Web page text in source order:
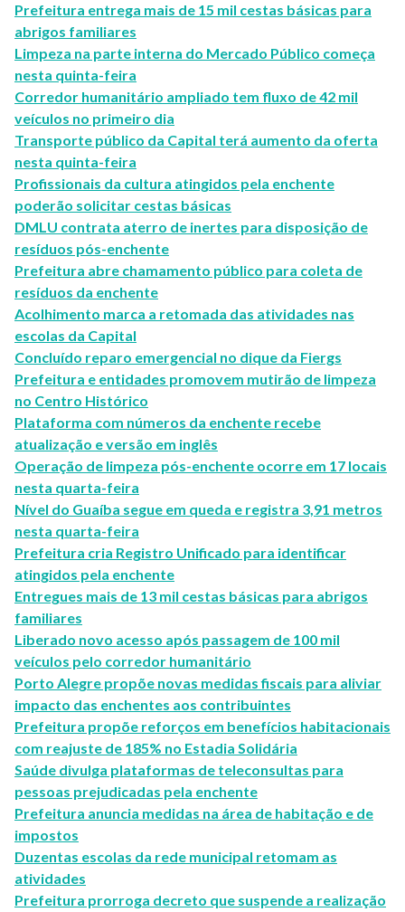
Prefeitura entrega mais de 15 mil cestas básicas para
abrigos familiares
Limpeza na parte interna do Mercado Público começa
nesta quinta-feira
Corredor humanitário ampliado tem fluxo de 42 mil
veículos no primeiro dia
Transporte público da Capital terá aumento da oferta
nesta quinta-feira
Profissionais da cultura atingidos pela enchente
poderão solicitar cestas básicas
DMLU contrata aterro de inertes para disposição de
resíduos pós-enchente
Prefeitura abre chamamento público para coleta de
resíduos da enchente
Acolhimento marca a retomada das atividades nas
escolas da Capital
Concluído reparo emergencial no dique da Fiergs
Prefeitura e entidades promovem mutirão de limpeza
no Centro Histórico
Plataforma com números da enchente recebe
atualização e versão em inglês
Operação de limpeza pós-enchente ocorre em 17 locais
nesta quarta-feira
Nível do Guaíba segue em queda e registra 3,91 metros
nesta quarta-feira
Prefeitura cria Registro Unificado para identificar
atingidos pela enchente
Entregues mais de 13 mil cestas básicas para abrigos
familiares
Liberado novo acesso após passagem de 100 mil
veículos pelo corredor humanitário
Porto Alegre propõe novas medidas fiscais para aliviar
impacto das enchentes aos contribuintes
Prefeitura propõe reforços em benefícios habitacionais
com reajuste de 185% no Estadia Solidária
Saúde divulga plataformas de teleconsultas para
pessoas prejudicadas pela enchente
Prefeitura anuncia medidas na área de habitação e de
impostos
Duzentas escolas da rede municipal retomam as
atividades
Prefeitura prorroga decreto que suspende a realização